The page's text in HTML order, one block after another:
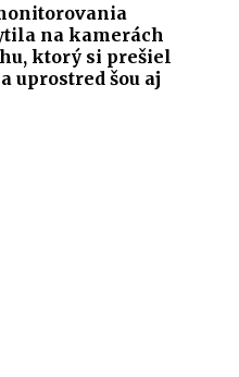
na kamerách
ktorý si prešiel
uprostred šou aj